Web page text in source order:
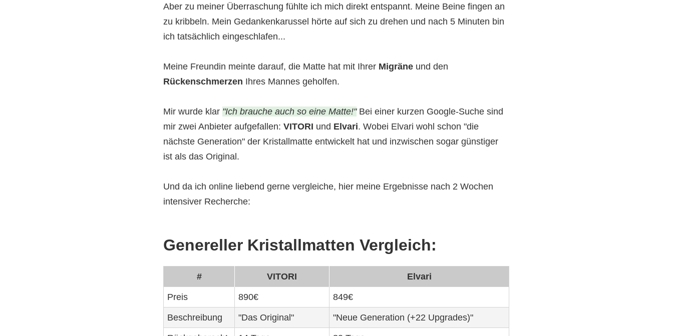
Aber zu meiner Überraschung fühlte ich mich direkt entspannt. Meine Beine fingen an
zu kribbeln. Mein Gedankenkarussel hörte auf sich zu drehen und nach 5 Minuten bin
ich tatsächlich eingeschlafen...
Meine Freundin meinte darauf, die Matte hat mit Ihrer Migräne und den
Rückenschmerzen Ihres Mannes geholfen.
Mir wurde klar "Ich brauche auch so eine Matte!"Bei einer kurzen Google-Suche sind
mir zwei Anbieter aufgefallen:VITORI und Elvari. Wobei Elvari wohl schon "die
nächste Generation" der Kristallmatte entwickelt hat und inzwischen sogar günstiger
ist als das Original.
Und da ich online liebend gerne vergleiche, hier meine Ergebnisse nach 2 Wochen
intensiver Recherche:
Genereller Kristallmatten Vergleich:
# VITORI Elvari
Preis 890€ 849€
Beschreibung "Das Original" "Neue Generation (+22 Upgrades)"